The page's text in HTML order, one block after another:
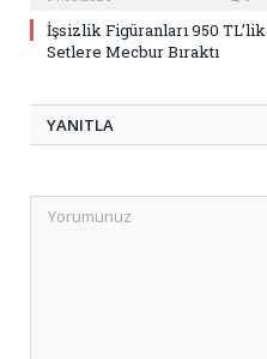
İşsizlik Figüranları 950 TL’lik
Setlere Mecbur Bıraktı
YANITLA